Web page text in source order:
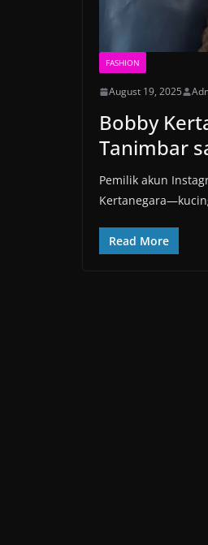
FASHION
August 19, 2025
Bobby
Tanimbar
Pemilik akun
Read More